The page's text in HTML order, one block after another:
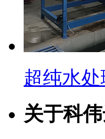
超纯水
关于科